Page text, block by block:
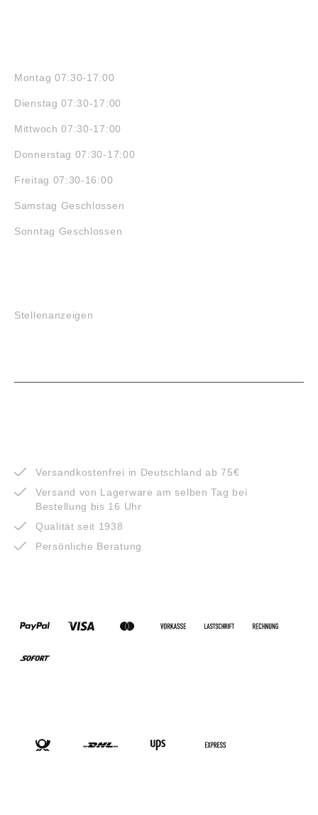
Montag 07:30-17:00
Dienstag 07:30-17:00
Mittwoch 07:30-17:00
Donnerstag 07:30-17:00
Freitag 07:30-16:00
Samstag Geschlossen
Sonntag Geschlossen
Stellenanzeigen
Versandkostenfrei in Deutschland ab 75€
Versand von Lagerware am selben Tag bei
Bestellung bis 16 Uhr
Qualität seit 1938
Persönliche Beratung